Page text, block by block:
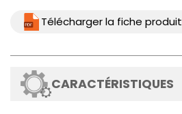
Télécharger la fiche produit
CARACTÉRISTIQUES